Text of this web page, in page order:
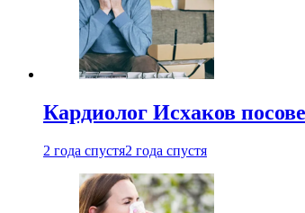
Кардиолог Исхаков
2 года спустя2 года спустя